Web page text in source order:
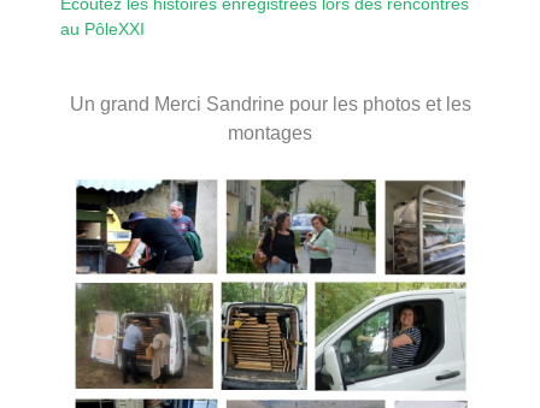
au PôleXXI
Un grand Merci Sandrine pour les photos et les
montages